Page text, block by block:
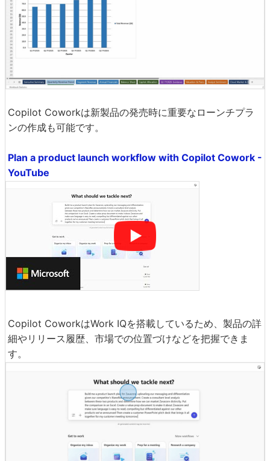
Copilot Coworkは新製品の発売時に重要なローンチプラ
ンの作成も可能です。
Plan a product launch workflow with Copilot Cowork -
YouTube
Copilot CoworkはWork IQを搭載しているため、製品の詳
細やリリース履歴、市場での位置づけなどを把握できま
す。